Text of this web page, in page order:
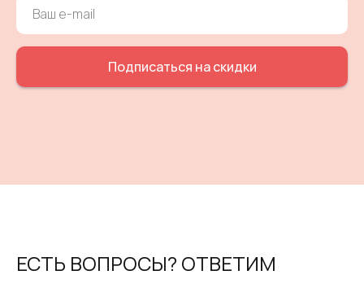
Подписаться на скидки
ЕСТЬ ВОПРОСЫ? ОТВЕТИМ